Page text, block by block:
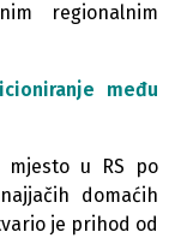
regionalnim
među
mjesto u RS po
domaćih
je prihod od